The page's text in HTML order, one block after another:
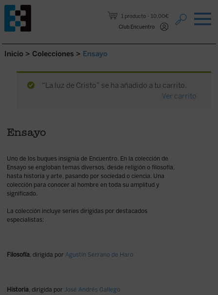
1 producto
10,00€
Club Encuentro
Saltar al contenido.
Inicio > Colecciones > Ensayo
“La luz de Cristo” se ha añadido a tu carrito.
Ver carrito
Ensayo
Uno de los buques insignia de Encuentro. En la colección de
Ensayo se engloban temas diversos, desde religión o filosofía,
hasta historia y arte, pasando por sociedad o ciencia. Una
colección para conocer al hombre en toda su amplitud y
significado.
La colección incluye series dirigidas por destacados
especialistas:
Filosofía, dirigida por Agustín Serrano de Haro
Historia, dirigida por José Andrés Gallego